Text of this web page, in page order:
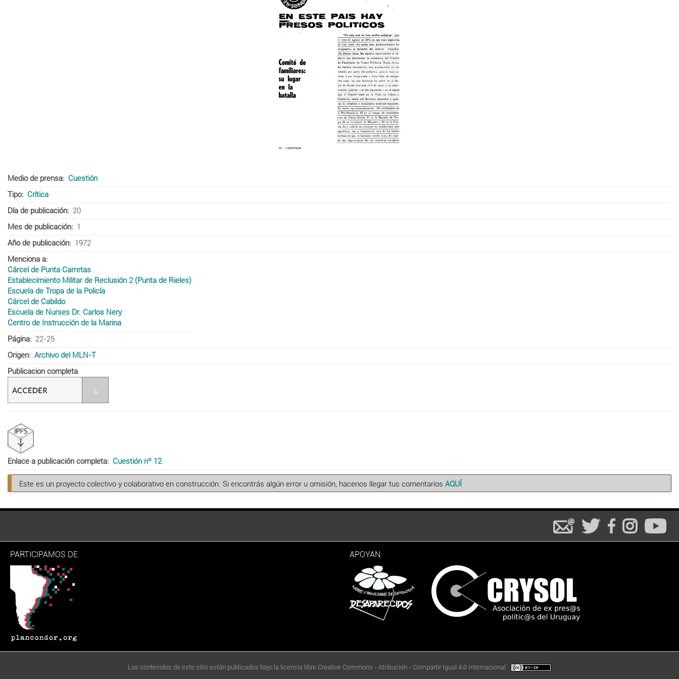
Medio de prensa
Cuestión
Tipo
Crítica
Día de publicación
20
Mes de publicación
1
Año de publicación
1972
Menciona a
Cárcel de Punta Carretas
Establecimiento Militar de Reclusión 2 (Punta de Rieles)
Escuela de Tropa de la Policía
Cárcel de Cabildo
Escuela de Nurses Dr. Carlos Nery
Centro de Instrucción de la Marina
Página
22-25
Origen
Archivo del MLN-T
Publicacion completa
Enlace a publicación completa Cuestión nº 12
Este es un proyecto colectivo y colaborativo en construcción. Si encontrás algún error u omisión, hacenos llegar tus comentarios AQUÍ
PARTICIPAMOS DE: APOYAN:
Los contenidos de este sitio están publicados bajo la licencia libre Creative Commons - Atribución - Compartir Igual 4.0 Internacional